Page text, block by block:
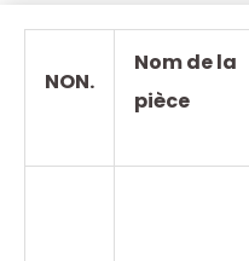
NON.
Nom de la
pièce